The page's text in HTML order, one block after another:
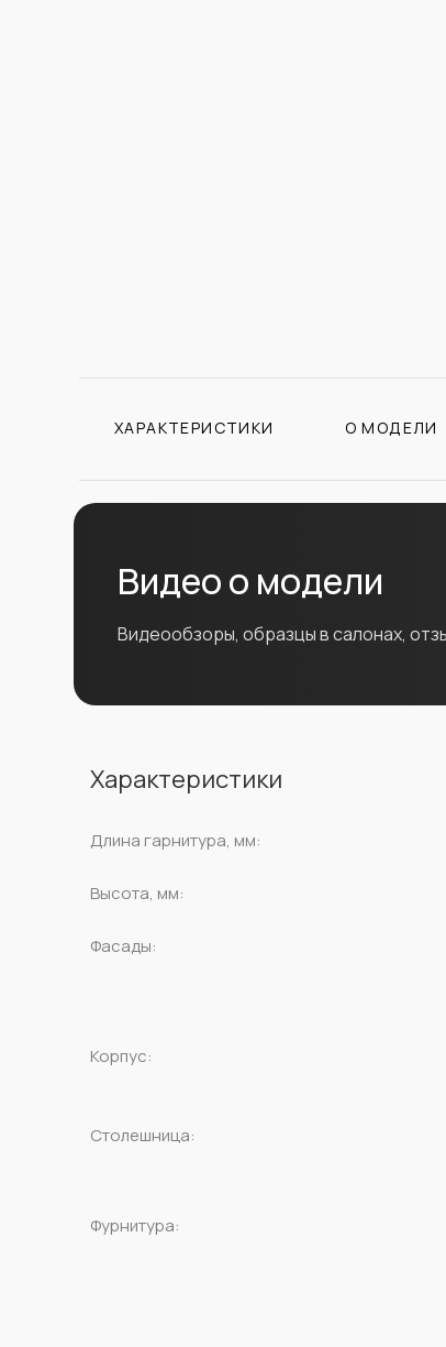
ХАРАКТЕРИСТИКИ О МОДЕЛИ
Видео о модели
Видеообзоры, образцы в салонах,
Характеристики
Длина гарнитура, мм:
Высота, мм:
Фасады:
Корпус:​​​​
Столешница:
Фурнитура: